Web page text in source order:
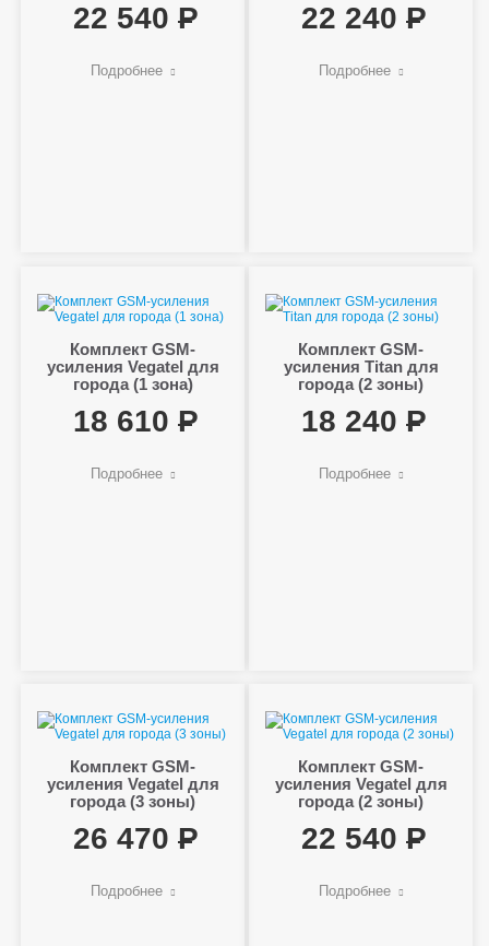
22 540
Подробнее
22 240
Подробнее
Комплект GSM-
усиления Vegatel для
города (1 зона)
18 610
Подробнее
Комплект GSM-
усиления Titan для
города (2 зоны)
18 240
Подробнее
Комплект GSM-
усиления Vegatel для
города (3 зоны)
26 470
Подробнее
Комплект GSM-
усиления Vegatel для
города (2 зоны)
22 540
Подробнее